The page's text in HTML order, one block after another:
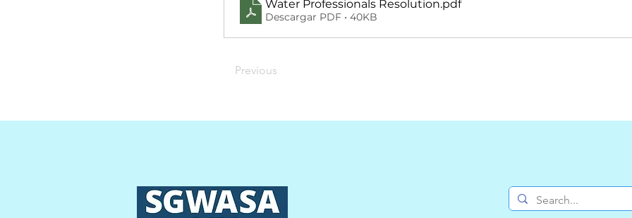
Water Professionals Resolution.pdf
Descargar PDF • 40KB
Previous